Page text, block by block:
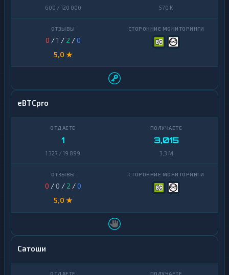
600 / 120 000 570 K
0 /1 / 2 /0
5,0 ★
eBTCpro
1
1 327 / 19 899
3,015
3,3 M
0 / 0 / 2 /0
5,0 ★
Сатоши